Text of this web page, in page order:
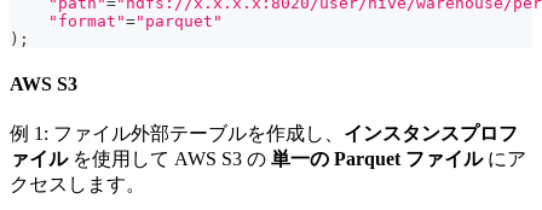
"format"="parquet"
) ;
AWS S3
例 1: ファイル外部テーブルを作成し、 インスタンスプロフ
ァイルを使用して AWS S3 の 単一の Parquet ファイルにア
クセスします。